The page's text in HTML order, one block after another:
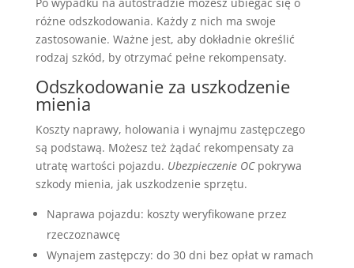
różne odszkodowania. Każdy z nich ma swoje
zastosowanie. Ważne jest, aby dokładnie określić
rodzaj szkód, by otrzymać pełne rekompensaty.
Odszkodowanie za uszkodzenie
mienia
Koszty naprawy, holowania i wynajmu zastępczego
są podstawą. Możesz też żądać rekompensaty za
utratę wartości pojazdu. Ubezpieczenie OCpokrywa
szkody mienia, jak uszkodzenie sprzętu.
Naprawa pojazdu: koszty weryfikowane przez
rzeczoznawcę
Wynajem zastępczy: do 30 dni bez opłat w ramach